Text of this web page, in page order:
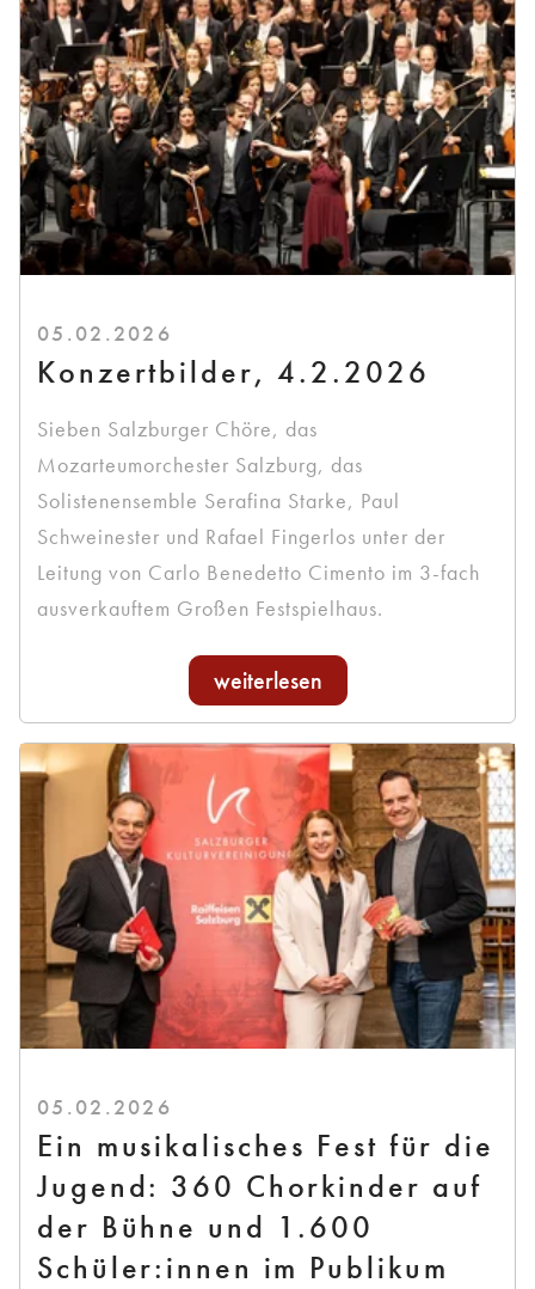
05.02.2026
Konzertbilder, 4.2.2026
Sieben Salzburger Chöre, das
Mozarteumorchester Salzburg, das
Solistenensemble Serafina Starke, Paul
Schweinester und Rafael Fingerlos unter der
Leitung von Carlo Benedetto Cimento im 3-fach
ausverkauftem Großen Festspielhaus.
weiterlesen
05.02.2026
Ein musikalisches Fest für die
Jugend: 360 Chorkinder auf
der Bühne und 1.600
Schüler:innen im Publikum